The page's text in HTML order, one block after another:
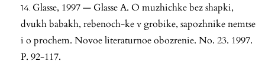
Glasse, 1997 — Glasse A. O muzhichke bez shapki,
dvukh babakh, rebenoch-ke v grobike, sapozhnike nemtse
i o prochem. Novoe literaturnoe obozrenie. No. 23. 1997.
P. 92-117.